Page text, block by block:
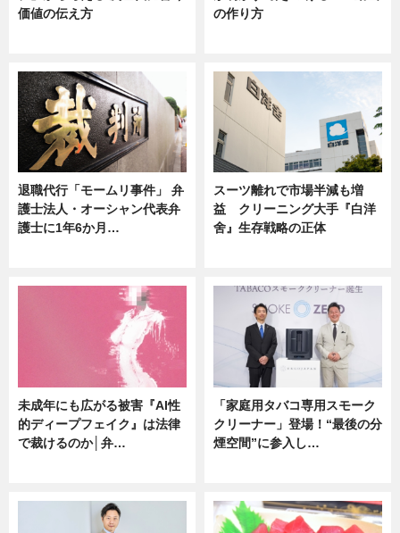
価値の伝え方
の作り方
退職代行「モームリ事件」 弁
護士法人・オーシャン代表弁
護士に1年6か月…
スーツ離れで市場半減も増
益 クリーニング大手『白洋
舍』生存戦略の正体
未成年にも広がる被害『AI性
的ディープフェイク』は法律
で裁けるのか│弁…
「家庭用タバコ専用スモーク
クリーナー」登場！“最後の分
煙空間”に参入し…